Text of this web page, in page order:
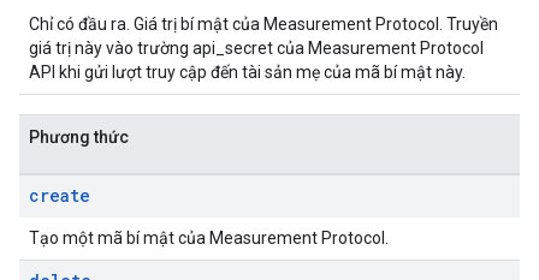
Chỉ có đầu ra. Giá trị bí mật của Measurement Protocol. Truyền
giá trị này vào trường api_secret của Measurement Protocol
API khi gửi lượt truy cập đến tài sản mẹ của mã bí mật này.
Phương thức
create
Tạo một mã bí mật của Measurement Protocol.